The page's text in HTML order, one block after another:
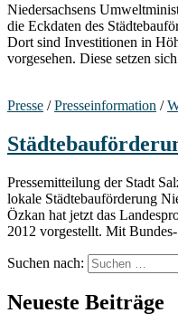
Niedersachsens
die Eckdaten des
Dort sind Investitionen in
vorgesehen. Diese setzen
Presse /Presseinformation /
Pressemitteilung der Stadt
lokale Städtebauförderung
Özkan hat jetzt das
2012 vorgestellt. Mit
Suchen nach:
Neueste Beiträge